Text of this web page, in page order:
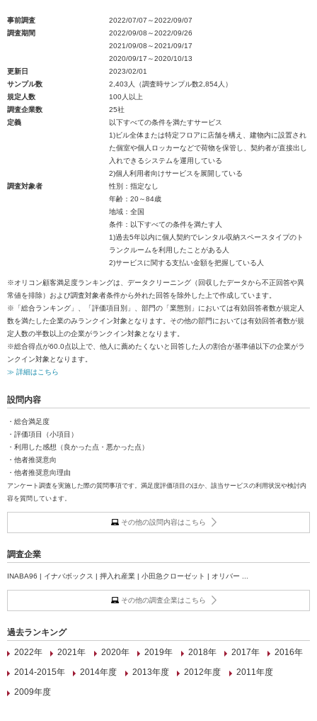
事前調査
2022/07/07～2022/09/07
調査期間
2022/09/08～2022/09/26
2021/09/08～2021/09/17
2020/09/17～2020/10/13
更新日
2023/02/01
サンプル数
2,403人（調査時サンプル数2,854人）
規定人数
100人以上
調査企業数
25社
定義
以下すべての条件を満たすサービス
1)ビル全体または特定フロアに店舗を構え、建物内に設置され
た個室や個人ロッカーなどで荷物を保管し、契約者が直接出し
入れできるシステムを運用している
2)個人利用者向けサービスを展開している
調査対象者
性別：指定なし
年齢：20～84歳
地域：全国
条件：以下すべての条件を満たす人
1)過去5年以内に個人契約でレンタル収納スペースタイプのト
ランクルームを利用したことがある人
2)サービスに関する支払い金額を把握している人
※オリコン顧客満足度ランキングは、データクリーニング（回収したデータから不正回答や異
常値を排除）および調査対象者条件から外れた回答を除外した上で作成しています。
※「総合ランキング」、「評価項目別」、部門の「業態別」においては有効回答者数が規定人
数を満たした企業のみランクイン対象となります。その他の部門においては有効回答者数が規
定人数の半数以上の企業がランクイン対象となります。
※総合得点が60.0点以上で、他人に薦めたくないと回答した人の割合が基準値以下の企業がラ
ンクイン対象となります。
≫ 詳細はこちら
設問内容
・総合満足度
・評価項目（小項目）
・利用した感想（良かった点・悪かった点）
・他者推奨意向
・他者推奨意向理由
アンケート調査を実施した際の質問事項です。満足度評価項目のほか、該当サービスの利用状況や検討内
容を質問しています。
その他の設問内容はこちら
調査企業
INABA96 | イナバボックス | 押入れ産業 | 小田急クローゼット | オリバー ...
その他の調査企業はこちら
過去ランキング
2022年
2021年 2020年 2019年 2018年 2017年
2016年
2014-2015年
2014年度 2013年度 2012年度
2011年度
2009年度